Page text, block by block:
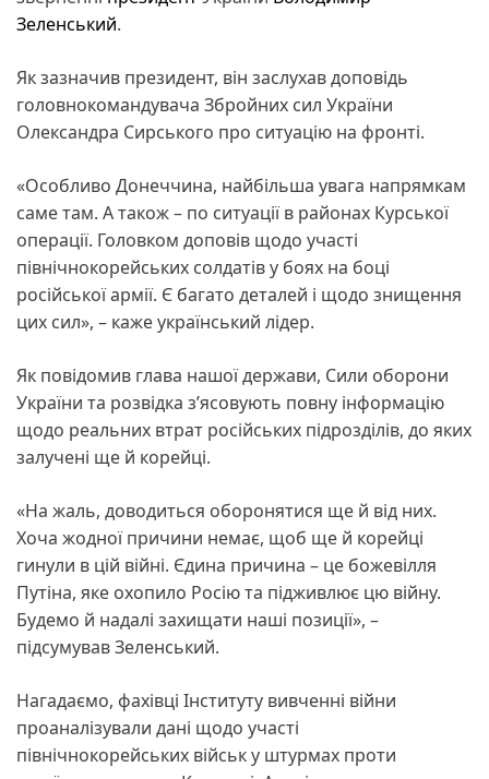
Зеленський.
Як зазначив президент, він заслухав доповідь
головнокомандувача Збройних сил України
Олександра Сирського про ситуацію на фронті.
«Особливо Донеччина, найбільша увага напрямкам
саме там. А також – по ситуації в районах Курської
операції. Головком доповів щодо участі
північнокорейських солдатів у боях на боці
російської армії. Є багато деталей і щодо знищення
цих сил», – каже український лідер.
Як повідомив глава нашої держави, Сили оборони
України та розвідка з’ясовують повну інформацію
щодо реальних втрат російських підрозділів, до яких
залучені ще й корейці.
«На жаль, доводиться оборонятися ще й від них.
Хоча жодної причини немає, щоб ще й корейці
гинули в цій війні. Єдина причина – це божевілля
Путіна, яке охопило Росію та підживлює цю війну.
Будемо й надалі захищати наші позиції», –
підсумував Зеленський.
Нагадаємо, фахівці Інституту вивченні війни
проаналізували дані щодо участі
північнокорейських військ у штурмах проти